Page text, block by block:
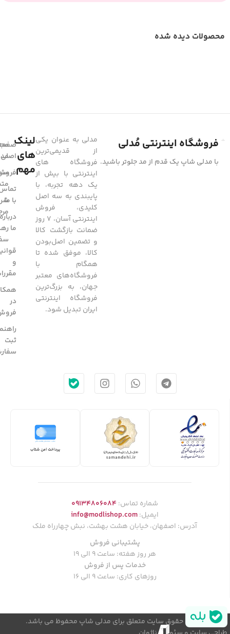
محصولات دیده شده
فروشگاه اینترنتی مُدلی
با مدلی شاپ یک قدم از مد جلوتر باشید.
مدلی به عنوان یکی
از قدیمی‌ترین
فروشگاه های
اینترنتی با بیش از
یک دهه تجربه، با
پایبندی به سه اصل
کلیدی، فروش
اینترنتی آسان، 7 روز
ضمانت بازگشت کالا
و تضمین اصل‌بودن
کالا، موفق شده تا
همگام با
فروشگاه‌های معتبر
جهان، به بزرگ‌ترین
فروشگاه اینترنتی
ایران تبدیل شود.
لینک
های
مهم
اصلی
با ما
درباره
ما
مد
و
در
ثبت
شماره تماس:09134806084
ایمیل:info@modlishop.com
آدرس: اصفهان، خیابان هشت بهشت، نبش چهارراه ملک
پشتیبانی فروش
هر روز هفته: ساعت 9 الی 19
خدمات پس از فروش
روزهای کاری: ساعت 9 الی 16
© کلیه حقوق سایت متعلق برای مدلی شاپ محفوظ می باشد.